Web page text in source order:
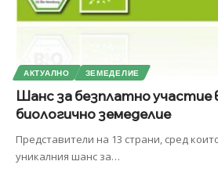
АКТУАЛНО ЗЕМЕДЕЛИЕ
Шанс за безплатно участие
биологично земеделие
Представители на 13 страни, сред
уникалния шанс за…